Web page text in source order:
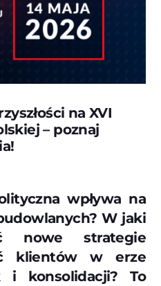
na XVI
– poznaj
wpływa na
W jaki
nowe strategie
klientów w erze
i konsolidacji? To